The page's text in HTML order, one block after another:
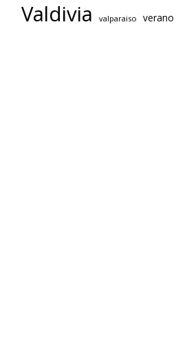
Valdivia valparaiso verano